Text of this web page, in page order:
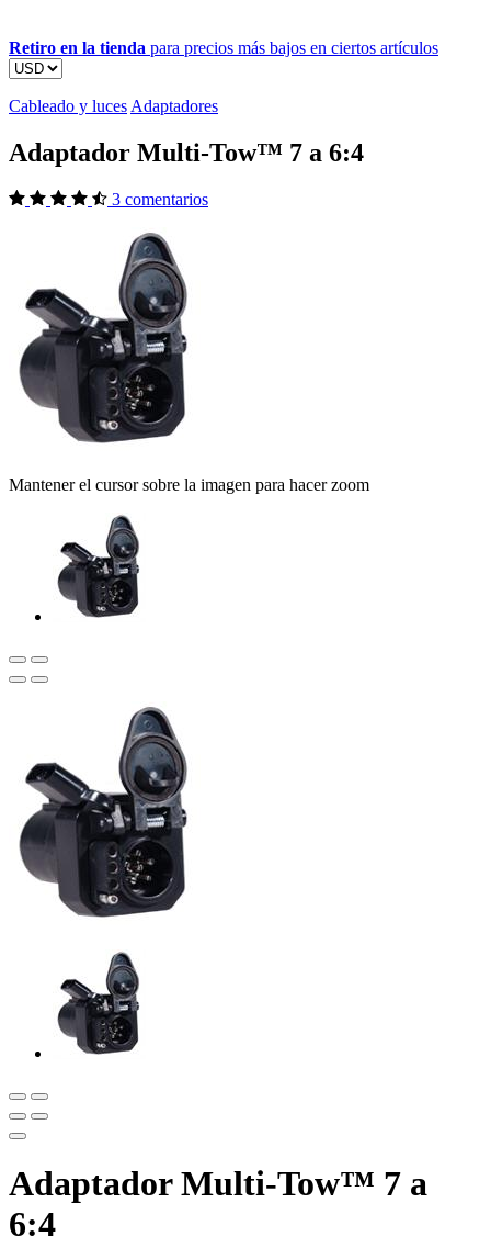
Retiro en la tienda para precios más bajos en ciertos artículos
Cableado y luces Adaptadores
Adaptador Multi-Tow™ 7 a 6:4
3 comentarios
Mantener el cursor sobre la imagen para hacer zoom
Adaptador Multi-Tow™ 7 a
6:4